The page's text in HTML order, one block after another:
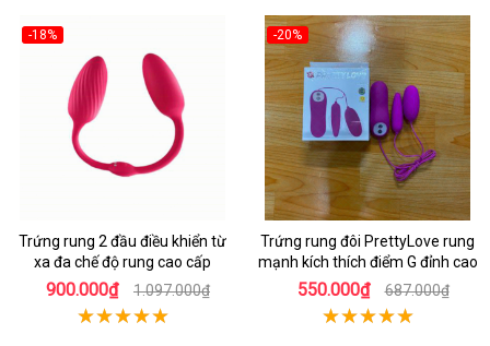
-18%
Trứng rung 2 đầu điều khiển từ
xa đa chế độ rung cao cấp
900.000₫ 1.097.000₫
-20%
Trứng rung đôi PrettyLove rung
mạnh kích thích điểm G đỉnh cao
550.000₫ 687.000₫